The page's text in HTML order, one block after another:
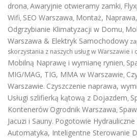
drona, Awaryjnie otwieramy zamki,
Wifi, SEO Warszawa, Montaż,
Odgrzybianie Klimatyzacji w Domu,
Warszawa & Elektryk Samochodowy
skorzystania z naszych usług w Warszawie
Mobilną Naprawę i wymianę rynien,
MIG/MAG, TIG, MMA w Warszawie,
Warszawie. Czyszczenie naprawa,
Usługi szlifierką kątową z Dojazdem,
Kontenerów Ogrodnik Warszawa,
Jacuzi i Sauny. Pogotowie Hydrauliczne
Automatyka, Inteligentne Sterowanie